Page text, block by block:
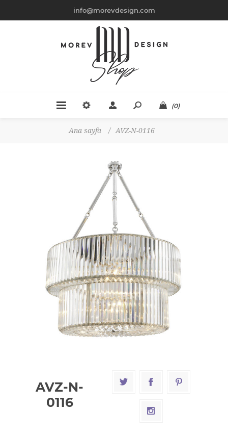
info@morevdesign.com
(0)
Ana sayfa / AVZ-N-0116
AVZ-N-
0116